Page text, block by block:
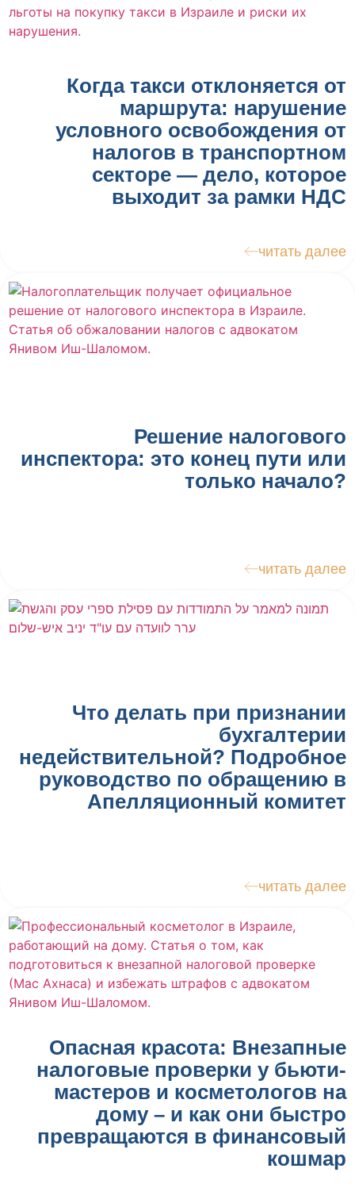
Когда такси отклоняется от
маршрута: нарушение
условного освобождения от
налогов в транспортном
секторе — дело, которое
выходит за рамки НДС
читать далее
Решение налогового
инспектора: это конец пути или
только начало?
читать далее
Что делать при признании
бухгалтерии
недействительной? Подробное
руководство по обращению в
Апелляционный комитет
читать далее
Опасная красота: Внезапные
налоговые проверки у бьюти-
мастеров и косметологов на
дому – и как они быстро
превращаются в финансовый
кошмар